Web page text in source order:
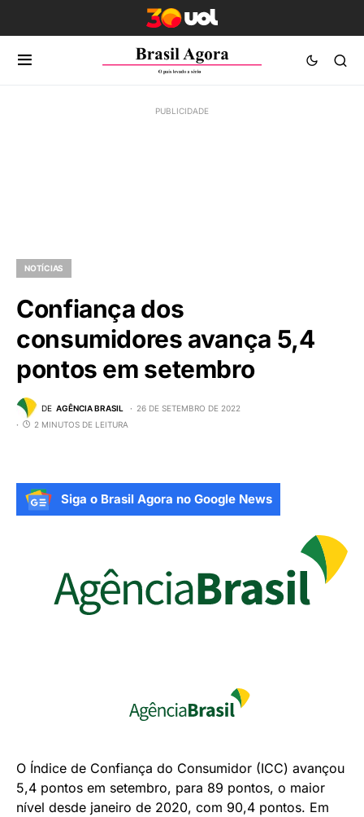
NOTÍCIAS
Confiança dos
consumidores avança 5,4
pontos em setembro
DE AGÊNCIA BRASIL
26 DE SETEMBRO DE 2022
2 MINUTOS DE LEITURA
Siga o Brasil Agora no Google News
O Índice de Confiança do Consumidor (ICC) avançou
5,4 pontos em setembro, para 89 pontos, o maior
nível desde janeiro de 2020, com 90,4 pontos. Em